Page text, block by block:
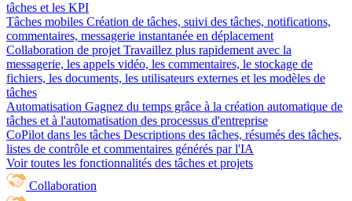
tâches et les KPI
Tâches mobiles Création de tâches, suivi des tâches, notifications,
commentaires, messagerie instantanée en déplacement
Collaboration de projet Travaillez plus rapidement avec la
messagerie, les appels vidéo, les commentaires, le stockage de
fichiers, les documents, les utilisateurs externes et les modèles de
tâches
Automatisation Gagnez du temps grâce à la création automatique de
tâches et à l'automatisation des processus d'entreprise
CoPilot dans les tâches Descriptions des tâches, résumés des tâches,
listes de contrôle et commentaires générés par l'IA
Voir toutes les fonctionnalités des tâches et projets
Collaboration